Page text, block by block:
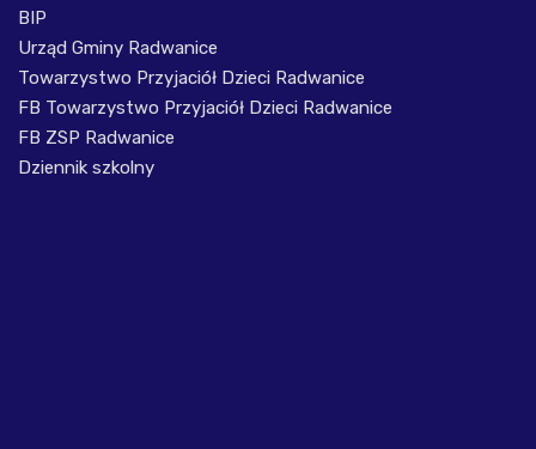
BIP
Urząd Gminy Radwanice
Towarzystwo Przyjaciół Dzieci Radwanice
FB Towarzystwo Przyjaciół Dzieci Radwanice
FB ZSP Radwanice
Dziennik szkolny